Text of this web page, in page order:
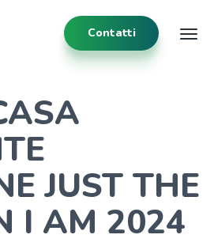
Contatti
JUST THE
I AM 2024